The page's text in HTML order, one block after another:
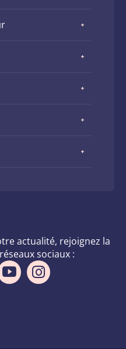
actualité, rejoignez la
sociaux :